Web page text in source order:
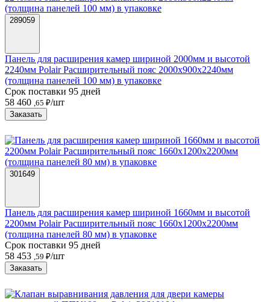
289059
Панель для расширения камер шириной 2000мм и высотой
2240мм Polair Расширительный пояс 2000х900х2240мм
(толщина панелей 100 мм) в упаковке
Срок поставки 95 дней
58 460 ,65 ₽/шт
Заказать
301649
Панель для расширения камер шириной 1660мм и высотой
2200мм Polair Расширительный пояс 1660х1200х2200мм
(толщина панелей 80 мм) в упаковке
Срок поставки 95 дней
58 453 ,59 ₽/шт
Заказать